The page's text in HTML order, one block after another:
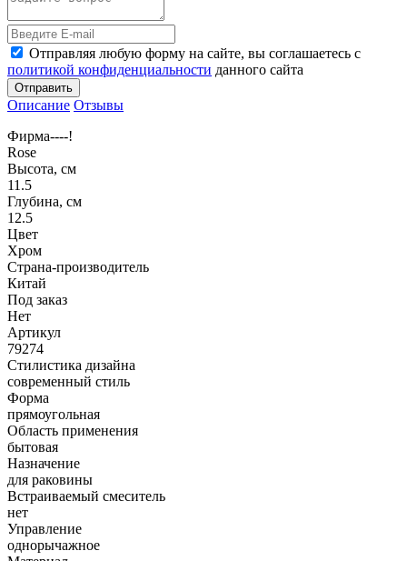
Отправляя любую форму на сайте, вы соглашаетесь с
политикой конфиденциальности данного сайта
Отправить
Описание Отзывы
Фирма----!
Rose
Высота, см
11.5
Глубина, см
12.5
Цвет
Хром
Страна-производитель
Китай
Под заказ
Нет
Артикул
79274
Стилистика дизайна
современный стиль
Форма
прямоугольная
Область применения
бытовая
Назначение
для раковины
Встраиваемый смеситель
нет
Управление
однорычажное